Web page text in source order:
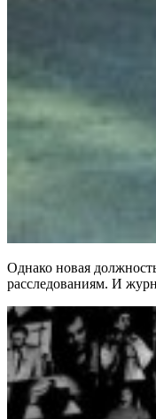
Однако новая
расследованиям. И